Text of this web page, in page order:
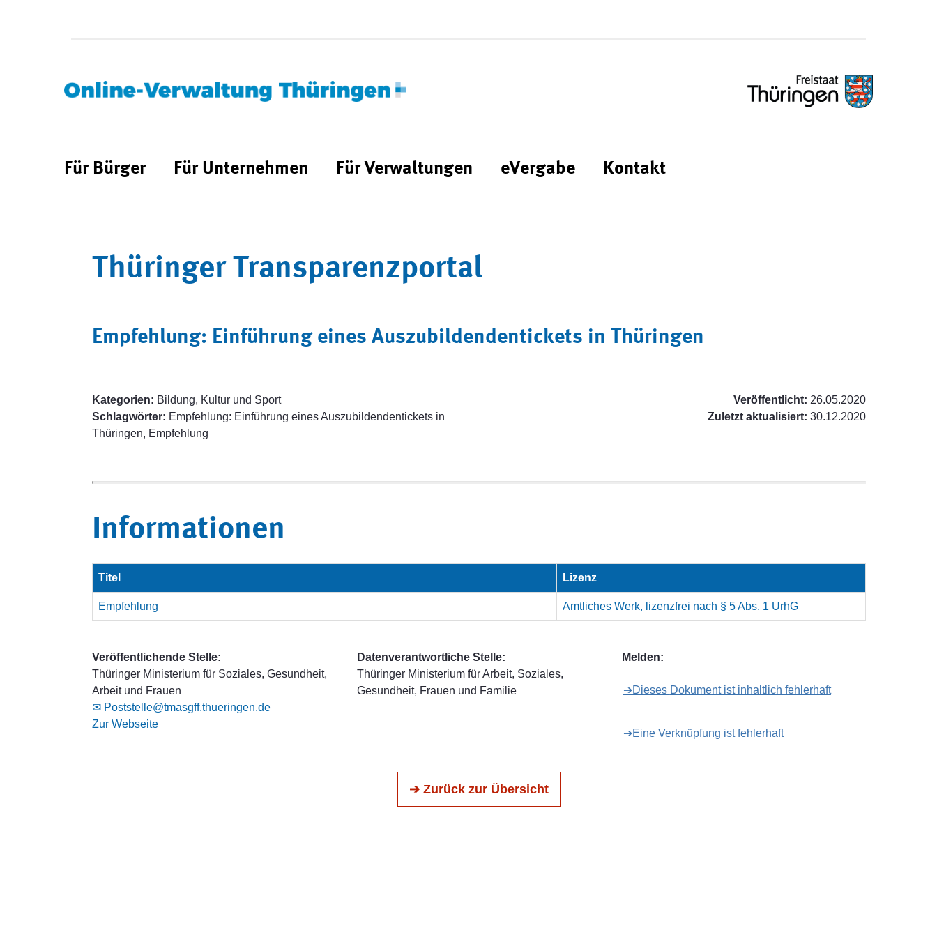
Für Bürger Für Unternehmen Für Verwaltungen eVergabe Kontakt
Thüringer Transparenzportal
Empfehlung: Einführung eines Auszubildendentickets in Thüringen
Kategorien: Bildung, Kultur und Sport
Schlagwörter: Empfehlung: Einführung eines Auszubildendentickets in
Thüringen, Empfehlung
Veröffentlicht: 26.05.2020
Zuletzt aktualisiert: 30.12.2020
Informationen
Titel Lizenz
Empfehlung Amtliches Werk, lizenzfrei nach § 5 Abs. 1 UrhG
Veröffentlichende Stelle:
Thüringer Ministerium für Soziales, Gesundheit,
Arbeit und Frauen
✉ Poststelle@tmasgff.thueringen.de
Zur Webseite
Datenverantwortliche Stelle:
Thüringer Ministerium für Arbeit, Soziales,
Gesundheit, Frauen und Familie
Melden:
➔Dieses Dokument ist inhaltlich fehlerhaft
➔Eine Verknüpfung ist fehlerhaft
➔ Zurück zur Übersicht